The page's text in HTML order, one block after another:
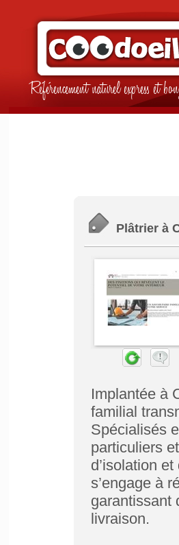
Référencement naturel express et
Plâtrier à
Implantée à
familial
Spécialisés
particuliers
d’isolation
s’engage à
garantissant
livraison.